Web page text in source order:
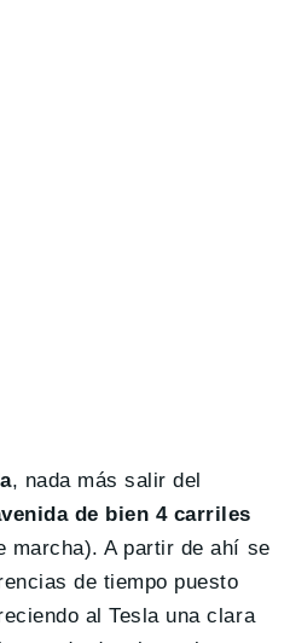
, nada más salir del
de bien 4 carriles
marcha). A partir de ahí se
de tiempo puesto
al Tesla una clara